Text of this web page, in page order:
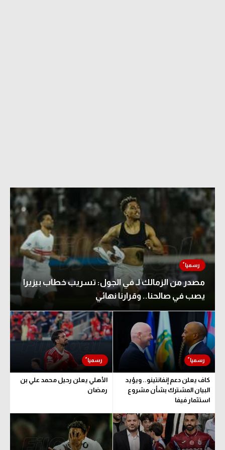
مصدر من الزمالك لـ في الجول: تسريب خطاب بيزيرا
يصب في صالحنا.. وقرارنا نهائي
كاف يعلن دعم إنفانتينو.. ويؤيد
البيان المشترك بشأن مشروع
استثمار فيفا
الأهلي يعلن رحيل محمد علي بن
رمضان